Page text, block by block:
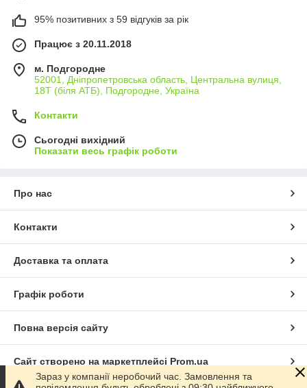
95% позитивних з 59 відгуків за рік
Працює з 20.11.2018
м. Подгородне
52001, Дніпропетровська область, Центральна вулиця,
18Т (біля АТБ), Подгородне, Україна
Контакти
Сьогодні вихідний
Показати весь графік роботи
Про нас
Контакти
Доставка та оплата
Графік роботи
Повна версія сайту
Сайт створено на маркетплейсі Prom.ua
Зараз у компанії неробочий час. Замовлення та